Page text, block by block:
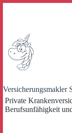
Versicherungsmakler
Private
Berufsunfähigkeit